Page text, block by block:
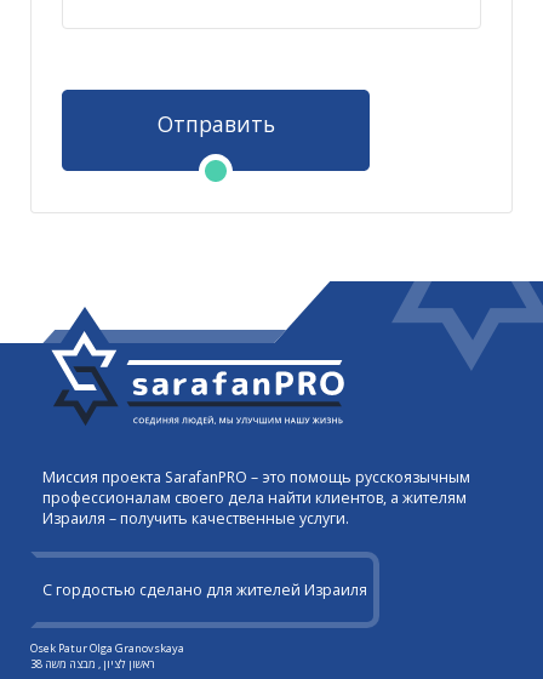
Отправить
Миссия проекта SarafanPRO – это помощь русскоязычным
профессионалам своего дела найти клиентов, а жителям
Израиля – получить качественные услуги.
С гордостью сделано для жителей Израиля
Osek Patur Olga Granovskaya
ראשון לציון , מבצה משה 38